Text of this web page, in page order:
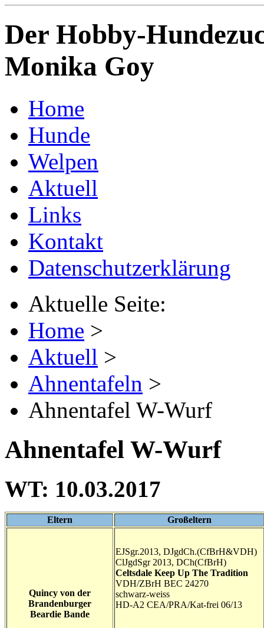
Der Hobby-
Monika Goy
Home
Hunde
Welpen
Aktuell
Links
Kontakt
Datenschutzerklärung
Aktuelle Seite:
Home >
Aktuell >
Ahnentafeln >
Ahnentafel W-Wurf
Ahnentafel W-Wurf
WT: 10.03.2017
Eltern Großeltern
Quincy von der
Brandenburger
Beardie Bande
EJSgr.2013, DJgdCh.(CfBrH&VDH)
ClJgdSgr 2013, DCh(CfBrH)
Celtsdale Keep Up The Tradition
VDH/ZBrH BEC 24270
schwarz-weiss
HD-A2 CEA/PRA/Kat-frei 06/13